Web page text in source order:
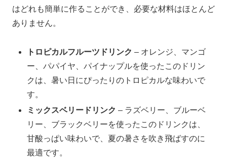
はどれも簡単に作ることができ、必要な材料はほとんど
ありません。
トロピカルフルーツドリンク – オレンジ、マンゴ
ー、パパイヤ、パイナップルを使ったこのドリン
クは、暑い日にぴったりのトロピカルな味わいで
す。
ミックスベリードリンク – ラズベリー、ブルーベ
リー、ブラックベリーを使ったこのドリンクは、
甘酸っぱい味わいで、夏の暑さを吹き飛ばすのに
最適です。